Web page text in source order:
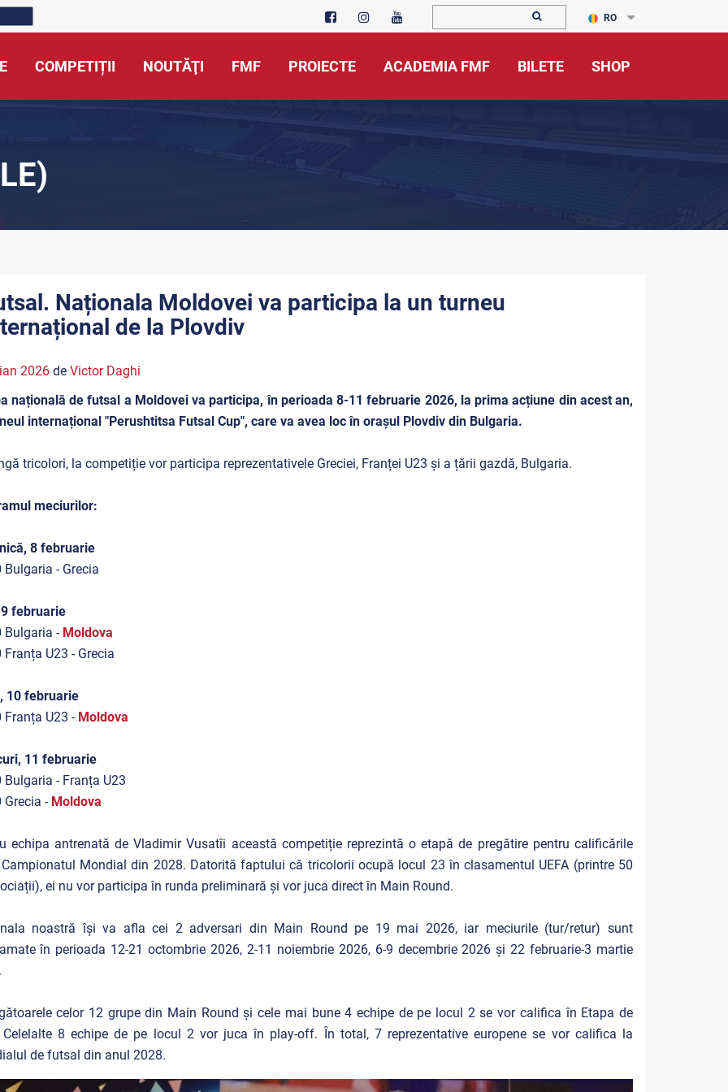
RO
COMPETIȚII NOUTĂŢI FMF PROIECTE ACADEMIA FMF BILETE SHOP
Naționala Moldovei va participa la un turneu
de la Plovdiv
2026de Victor Daghi
națională de futsal a Moldovei va participa, în perioada 8-11 februarie 2026, la prima acțiune din acest an,
internațional "Perushtitsa Futsal Cup", care va avea loc în orașul Plovdiv din Bulgaria.
tricolori, la competiție vor participa reprezentativele Greciei, Franței U23 și a țării gazdă, Bulgaria.
meciurilor:
8 februarie
Bulgaria - Grecia
februarie
Bulgaria - Moldova
Franța U23 - Grecia
10 februarie
Franța U23 - Moldova
11 februarie
Bulgaria - Franța U23
Grecia - Moldova
echipa antrenată de Vladimir Vusatîi această competiție reprezintă o etapă de pregătire pentru calificările
Mondial din 2028. Datorită faptului că tricolorii ocupă locul 23 în clasamentul UEFA (printre 50
ei nu vor participa în runda preliminară și vor juca direct în Main Round.
noastră își va afla cei 2 adversari din Main Round pe 19 mai 2026, iar meciurile (tur/retur) sunt
în perioada 12-21 octombrie 2026, 2-11 noiembrie 2026, 6-9 decembrie 2026 și 22 februarie-3 martie
celor 12 grupe din Main Round și cele mai bune 4 echipe de pe locul 2 se vor califica în Etapa de
Celelalte 8 echipe de pe locul 2 vor juca în play-off. În total, 7 reprezentative europene se vor califica la
de futsal din anul 2028.